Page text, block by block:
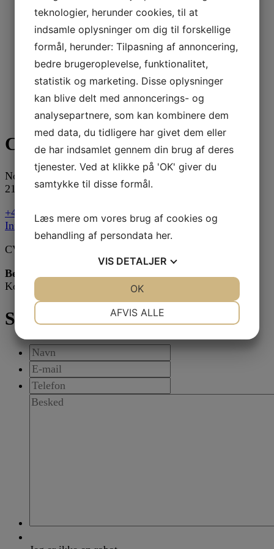
CosmeCare
Nordre Frihavnsgade 90, st.
2100 København Ø
+45 25 37 25 29
Info@Cosmecare.dk
CVR nr. 30843681
Betalingsformer:
Kontant, MobilePay og
Finansiering
Skriv til os
teknologier, herunder cookies, til at
indsamle oplysninger om dig til forskellige
formål, herunder: Tilpasning af annoncering,
bedre brugeroplevelse, funktionalitet,
statistik og marketing. Disse oplysninger
kan blive delt med annoncerings- og
analysepartnere, som kan kombinere dem
med data, du tidligere har givet dem eller
de har indsamlet gennem din brug af deres
tjenester. Ved at klikke på 'OK' giver du
samtykke til disse formål.
Læs mere om vores brug af cookies og
behandling af persondata her.
VIS DETALJER
AFVIS ALLE
OK